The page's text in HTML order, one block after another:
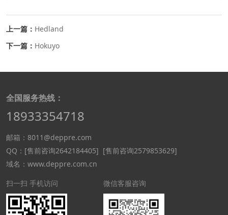
上一篇： Hedland
下一篇： Hokuyo
全国服务热线：
18933354718
邮箱：8011@deppre.com
QQ： [售前咨询2642184405] [售前咨询2579853629]
域名：www.deppre.com.cn
扫一扫 手机访问
微信客服咨询